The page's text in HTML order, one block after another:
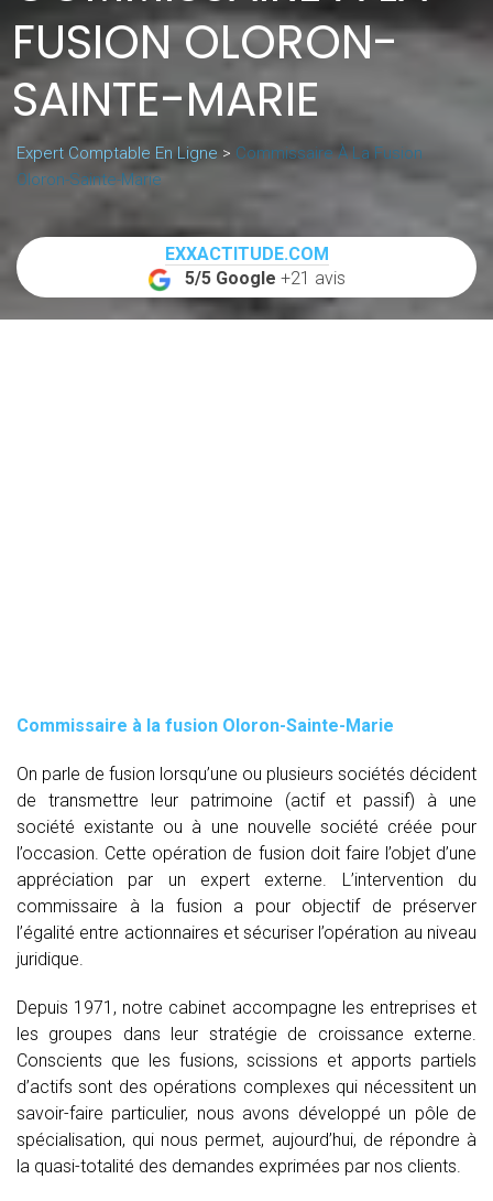
FUSION OLORON-
SAINTE-MARIE
Expert Comptable En Ligne > Commissaire À La Fusion
Oloron-Sainte-Marie
EXXACTITUDE.COM
5/5 Google +21 avis
Commissaire à la fusion Oloron-Sainte-Marie
On parle de fusion lorsqu’une ou plusieurs sociétés décident
de transmettre leur patrimoine (actif et passif) à une
société existante ou à une nouvelle société créée pour
l’occasion. Cette opération de fusion doit faire l’objet d’une
appréciation par un expert externe. L’intervention du
commissaire à la fusion
a pour objectif de préserver
l’égalité entre actionnaires et sécuriser l’opération au niveau
juridique.
Depuis 1971, notre cabinet accompagne les entreprises et
les groupes dans leur stratégie de croissance externe.
Conscients que les fusions, scissions et apports partiels
d’actifs sont des opérations complexes qui nécessitent un
savoir-faire particulier, nous avons développé un pôle de
spécialisation, qui nous permet, aujourd’hui, de répondre à
la quasi-totalité des demandes exprimées par nos clients.